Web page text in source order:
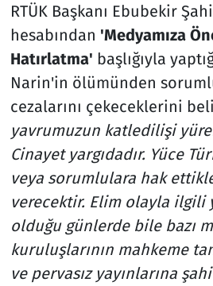
RTÜK Başkanı Ebubekir
hesabından 'Medyamıza
Hatırlatma' başlığıyla
Narin'in ölümünden
cezalarını çekeceklerini
yavrumuzun katledilişi
Cinayet yargıdadır. Yüce
veya sorumlulara hak
verecektir. Elim olayla ilgili
olduğu günlerde bile bazı
kuruluşlarının mahkeme
ve pervasız yayınlarına
Televizyon